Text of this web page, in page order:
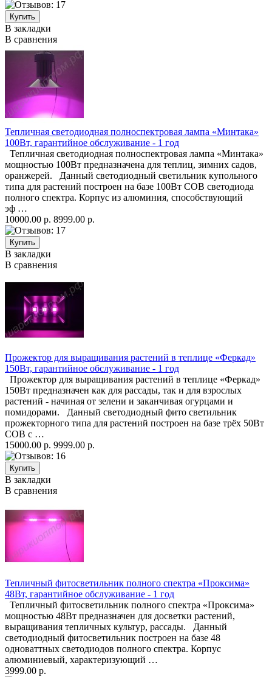
В закладки
В сравнения
Тепличная светодиодная полноспектровая лампа «Минтака»
100Вт, гарантийное обслуживание - 1 год
Тепличная светодиодная полноспектровая лампа «Минтака»
мощностью 100Вт предназначена для теплиц, зимних садов,
оранжерей. Данный светодиодный светильник купольного
типа для растений построен на базе 100Вт COB светодиода
полного спектра. Корпус из алюминия, способствующий
эф …
10000.00 р. 8999.00 р.
В закладки
В сравнения
Прожектор для выращивания растений в теплице «Феркад»
150Вт, гарантийное обслуживание - 1 год
Прожектор для выращивания растений в теплице «Феркад»
150Вт предназначен как для рассады, так и для взрослых
растений - начиная от зелени и заканчивая огурцами и
помидорами. Данный светодиодный фито светильник
прожекторного типа для растений построен на базе трёх 50Вт
COB с …
15000.00 р. 9999.00 р.
В закладки
В сравнения
Тепличный фитосветильник полного спектра «Проксима»
48Вт, гарантийное обслуживание - 1 год
Тепличный фитосветильник полного спектра «Проксима»
мощностью 48Вт предназначен для досветки растений,
выращивания тепличных культур, рассады. Данный
светодиодный фитосветильник построен на базе 48
одноваттных светодиодов полного спектра. Корпус
алюминиевый, характеризующий …
3999.00 р.